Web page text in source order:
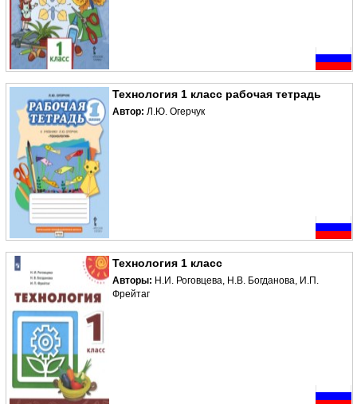
Технология 1 класс рабочая тетрадь
Автор: Л.Ю. Огерчук
Технология 1 класс
Авторы: Н.И. Роговцева, Н.В. Богданова, И.П.
Фрейтаг